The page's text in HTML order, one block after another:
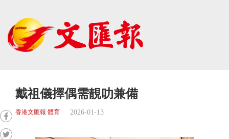
戴祖儀擇偶需靚叻兼備
香港文匯報 體育 2026-01-13